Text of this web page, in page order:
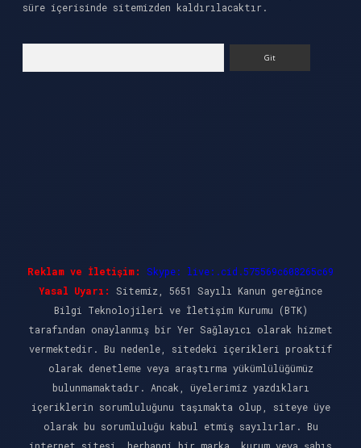
süre içerisinde sitemizden kaldırılacaktır.
Reklam ve İletişim:
Skype: live:.cid.575569c608265c69
Yasal Uyarı:
Sitemiz, 5651 Sayılı Kanun gereğince
Bilgi Teknolojileri ve İletişim Kurumu (BTK)
tarafından onaylanmış bir Yer Sağlayıcı olarak hizmet
vermektedir. Bu nedenle, sitedeki içerikleri proaktif
olarak denetleme veya araştırma yükümlülüğümüz
bulunmamaktadır. Ancak, üyelerimiz yazdıkları
içeriklerin sorumluluğunu taşımakta olup, siteye üye
olarak bu sorumluluğu kabul etmiş sayılırlar. Bu